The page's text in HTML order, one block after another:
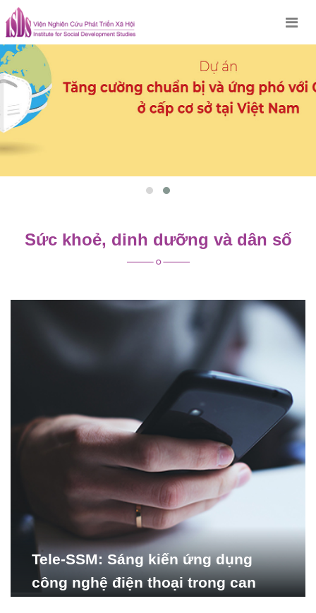
Skip
to
content
Sức khoẻ, dinh dưỡng và dân số
Tele-SSM: Sáng kiến ứng dụng
công nghệ điện thoại trong can